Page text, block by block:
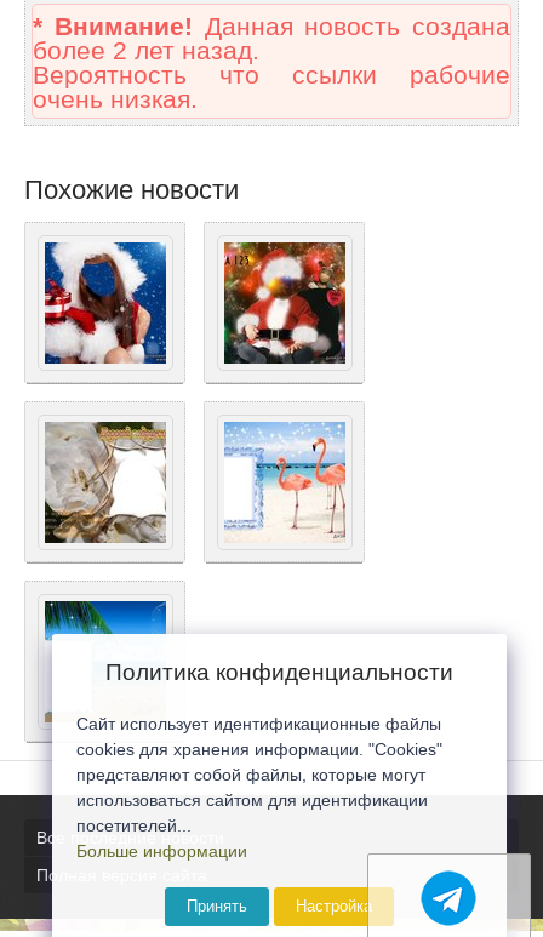
* Внимание! Данная новость создана
более 2 лет назад.
Вероятность что ссылки рабочие
очень низкая.
Похожие новости
Все последние новости
Полная версия сайта
Политика конфиденциальности
Сайт использует идентификационные файлы
cookies для хранения информации. "Cookies"
представляют собой файлы, которые могут
использоваться сайтом для идентификации
посетителей...
Больше информации
Принять Настройка